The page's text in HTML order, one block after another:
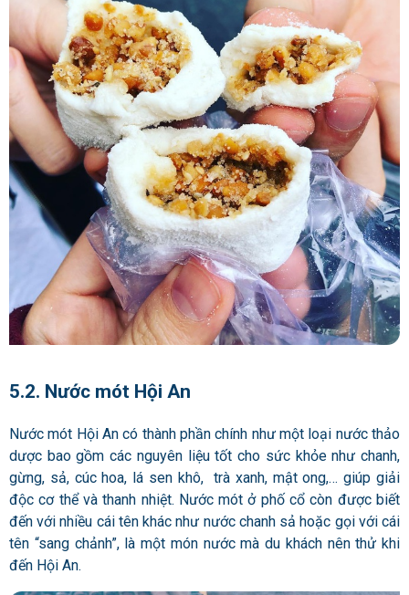
5.2. Nước mót Hội An
Nước mót Hội An có thành phần chính như một loại nước thảo
dược bao gồm các nguyên liệu tốt cho sức khỏe như chanh,
gừng, sả, cúc hoa, lá sen khô, trà xanh, mật ong,… giúp giải
độc cơ thể và thanh nhiệt. Nước mót ở phố cổ còn được biết
đến với nhiều cái tên khác như nước chanh sả hoặc gọi với cái
tên “sang chảnh”, là một món nước mà du khách nên thử khi
đến Hội An.